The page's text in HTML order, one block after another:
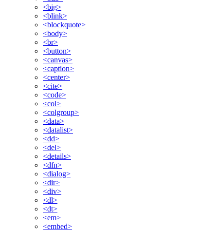
<big>
<blink>
<blockquote>
<body>
<br>
<button>
<canvas>
<caption>
<center>
<cite>
<code>
<col>
<colgroup>
<data>
<datalist>
<dd>
<del>
<details>
<dfn>
<dialog>
<dir>
<div>
<dl>
<dt>
<em>
<embed>